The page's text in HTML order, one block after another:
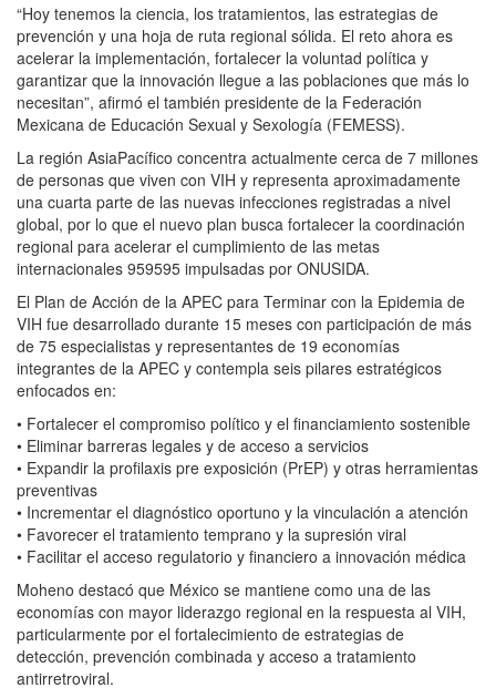
“Hoy tenemos la ciencia, los tratamientos, las estrategias de
prevención y una hoja de ruta regional sólida. El reto ahora es
acelerar la implementación, fortalecer la voluntad política y
garantizar que la innovación llegue a las poblaciones que más lo
necesitan”, afirmó el también presidente de la Federación
Mexicana de Educación Sexual y Sexología (FEMESS).
La región AsiaPacífico concentra actualmente cerca de 7 millones
de personas que viven con VIH y representa aproximadamente
una cuarta parte de las nuevas infecciones registradas a nivel
global, por lo que el nuevo plan busca fortalecer la coordinación
regional para acelerar el cumplimiento de las metas
internacionales 959595 impulsadas por ONUSIDA.
El Plan de Acción de la APEC para Terminar con la Epidemia de
VIH fue desarrollado durante 15 meses con participación de más
de 75 especialistas y representantes de 19 economías
integrantes de la APEC y contempla seis pilares estratégicos
enfocados en:
• Fortalecer el compromiso político y el financiamiento sostenible
• Eliminar barreras legales y de acceso a servicios
• Expandir la profilaxis pre exposición (PrEP) y otras herramientas
preventivas
• Incrementar el diagnóstico oportuno y la vinculación a atención
• Favorecer el tratamiento temprano y la supresión viral
• Facilitar el acceso regulatorio y financiero a innovación médica
Moheno destacó que México se mantiene como una de las
economías con mayor liderazgo regional en la respuesta al VIH,
particularmente por el fortalecimiento de estrategias de
detección, prevención combinada y acceso a tratamiento
antirretroviral.